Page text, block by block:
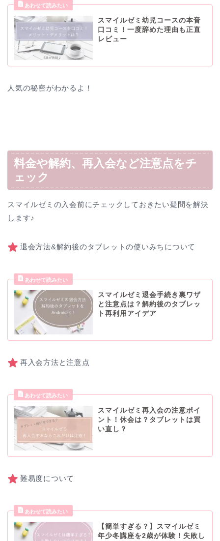
スマイルゼミ幼児コースの本音
口コミ！一度辞めた理由も正直
レビュー
人気の秘密がわかるよ！
料金や解約、再入会など注意点をチ
ェック
スマイルゼミの入会前にチェックしておきたい疑問を解決
します♪
退会方法&解約後のタブレットの使いみちについて
スマイルゼミ退会手続き裏ワザ
と注意点は？解約後のタブレッ
ト再利用アイデア
再入会方法と注意点
スマイルゼミ再入会の注意ポイ
ント！休会は？タブレットは買
い直し？
難易度について
【簡単すぎる？】スマイルゼミ
年少冬講座を2歳が体験！失敗し